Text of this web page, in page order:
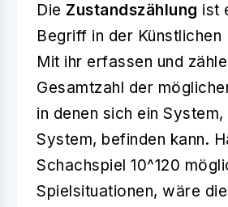
Die Zustandszählung ist
Begriff in der Künstlichen
Mit ihr erfassen und
Gesamtzahl der
in denen sich ein
System, befinden kann.
Schachspiel 10^120
Spielsituationen, wäre